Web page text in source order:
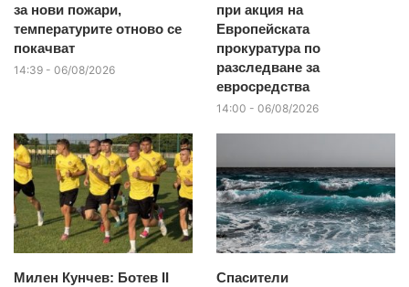
за нови пожари,
температурите отново се
покачват
14:39 - 06/08/2026
при акция на
Европейската
прокуратура по
разследване за
евросредства
14:00 - 06/08/2026
Милен Кунчев: Ботев II
Спасители